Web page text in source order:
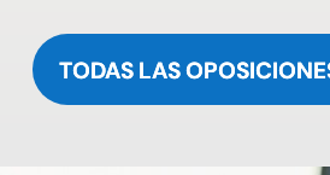
TODAS LAS